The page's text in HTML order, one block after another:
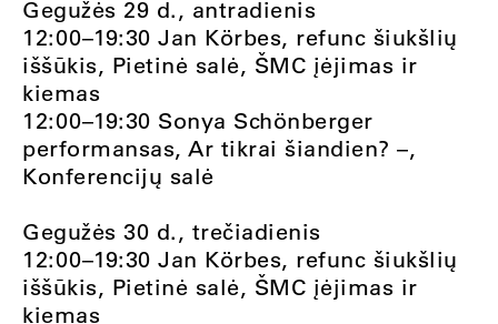
Gegužės 29 d., antradienis
12:00–19:30 Jan Körbes, refunc šiukšlių
iššūkis, Pietinė salė, ŠMC įėjimas ir
kiemas
12:00–19:30 Sonya Schönberger
performansas, Ar tikrai šiandien? –,
Konferencijų salė
Gegužės 30 d., trečiadienis
12:00–19:30 Jan Körbes, refunc šiukšlių
iššūkis, Pietinė salė, ŠMC įėjimas ir
kiemas